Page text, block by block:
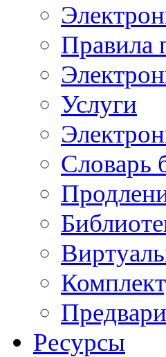
Правила
Услуги
Словарь
Ресурсы